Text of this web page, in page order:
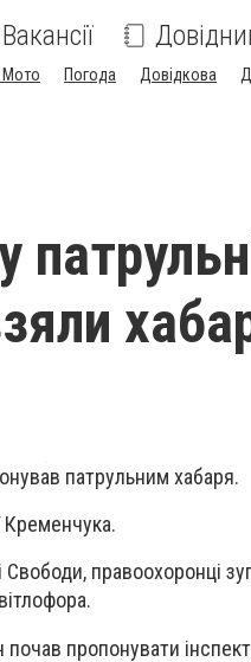
Вакансії
Мото Погода Довідкова
патрульним хабаря.
Кременчука.
правоохоронці
пропонувати